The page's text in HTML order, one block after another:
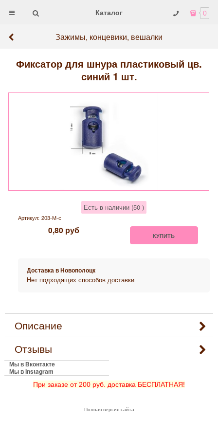
Каталог 0
Зажимы, концевики, вешалки
Фиксатор для шнура пластиковый цв.
синий 1 шт.
Есть в наличии (50 )
Артикул: 203-М-с
0,80 руб КУПИТЬ
Доставка вНовополоцк
Нет подходящих способов доставки
Описание
Отзывы
Мы в Вконтакте
Мы в Instagram
При заказе от 200 руб. доставка БЕСПЛАТНАЯ!
Полная версия сайта